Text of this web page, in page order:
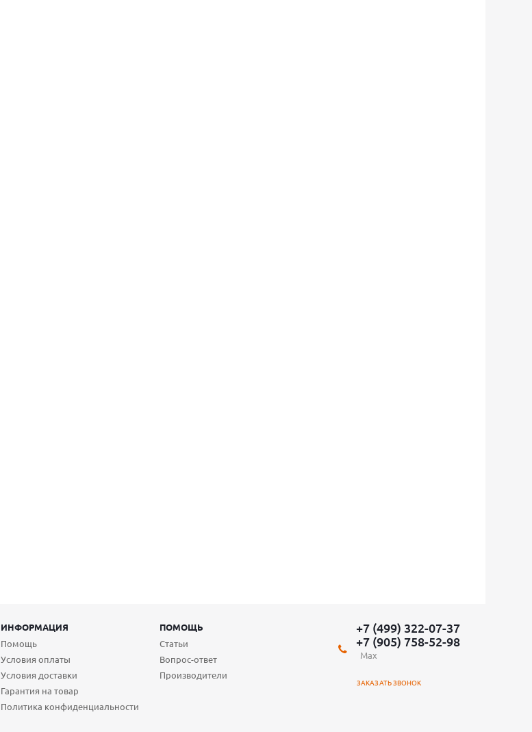
ИНФОРМАЦИЯ
ПОМОЩЬ
Помощь
Условия оплаты
Условия доставки
Гарантия на товар
Политика конфиденциальности
Статьи
Вопрос-ответ
Производители
+7 (499) 322-07-37
+7 (905) 758-52-98
Max
ЗАКАЗАТЬ ЗВОНОК